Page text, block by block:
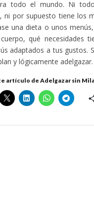
todo el mundo. Ni
ni por supuesto tiene los
una dieta o unos
qué necesidades
adaptados a tus gustos.
y lógicamente adelgazar.
artículo de Adelgazar sin